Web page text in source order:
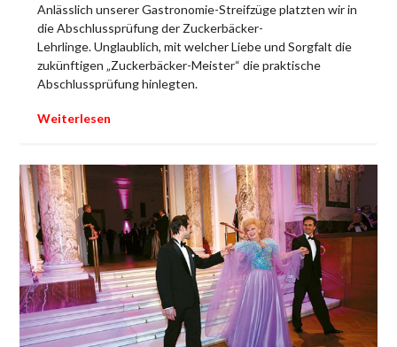
Anlässlich unserer Gastronomie-Streifzüge platzten wir in
die Abschlussprüfung der Zuckerbäcker-
Lehrlinge. Unglaublich, mit welcher Liebe und Sorgfalt die
zukünftigen „Zuckerbäcker-Meister“ die praktische
Abschlussprüfung hinlegten.
Weiterlesen